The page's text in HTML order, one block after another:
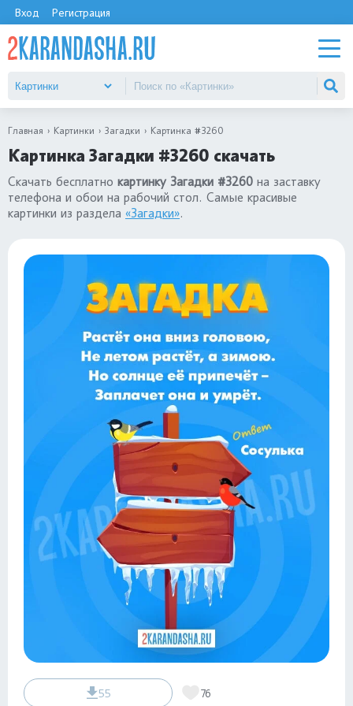
Вход Регистрация
Главная Картинки Загадки Картинка #3260
Картинка Загадки #3260 скачать
Скачать бесплатно картинку Загадки #3260 на заставку
телефона и обои на рабочий стол. Самые красивые
картинки из раздела «Загадки».
55 76